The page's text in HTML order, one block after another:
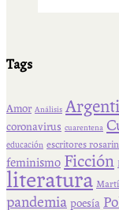
Tags
Amor Análisis
coronavirus cuarentena
educación escritores
feminismo Ficción
literatura
pandemia poesía